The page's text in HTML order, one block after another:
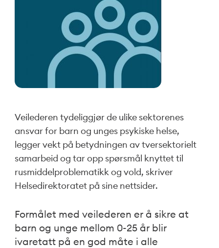
Veilederen tydeliggjør de ulike sektorenes
ansvar for barn og unges psykiske helse,
legger vekt på betydningen av tversektorielt
samarbeid og tar opp spørsmål knyttet til
rusmiddelproblematikk og vold, skriver
Helsedirektoratet på sine nettsider.
Formålet med veilederen er å sikre at
barn og unge mellom 0-25 år blir
ivaretatt på en god måte i alle